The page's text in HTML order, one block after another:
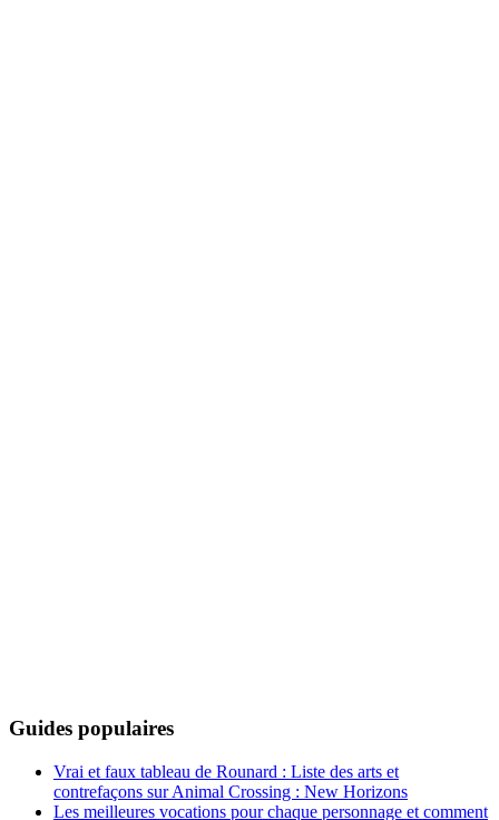
Guides populaires
Vrai et faux tableau de Rounard : Liste des arts et
contrefaçons sur Animal Crossing : New Horizons
Les meilleures vocations pour chaque personnage et comment